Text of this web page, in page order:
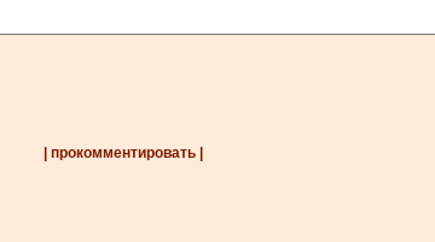
| прокомментировать |